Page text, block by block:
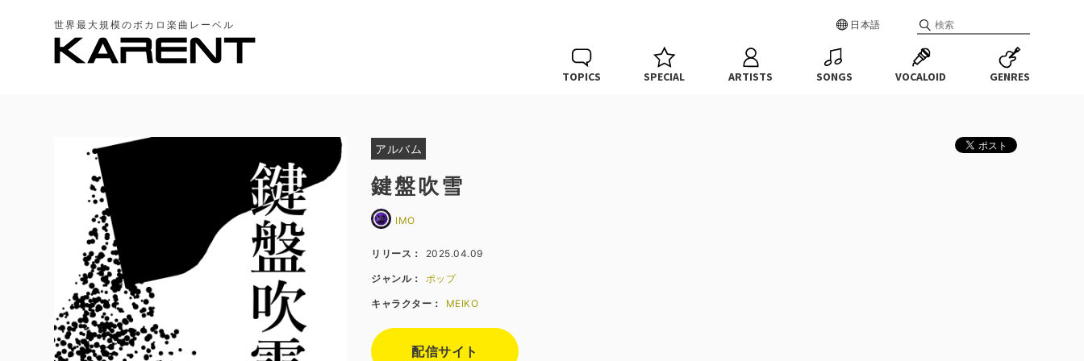
世界最大規模のボカロ楽曲レーベル 日本語
TOPICS SPECIAL ARTISTS SONGS VOCALOID GENRES
アルバム
鍵盤吹雪
IMO
リリース： 2025.04.09
ジャンル： ポップ
キャラクター： MEIKO
配信サイト